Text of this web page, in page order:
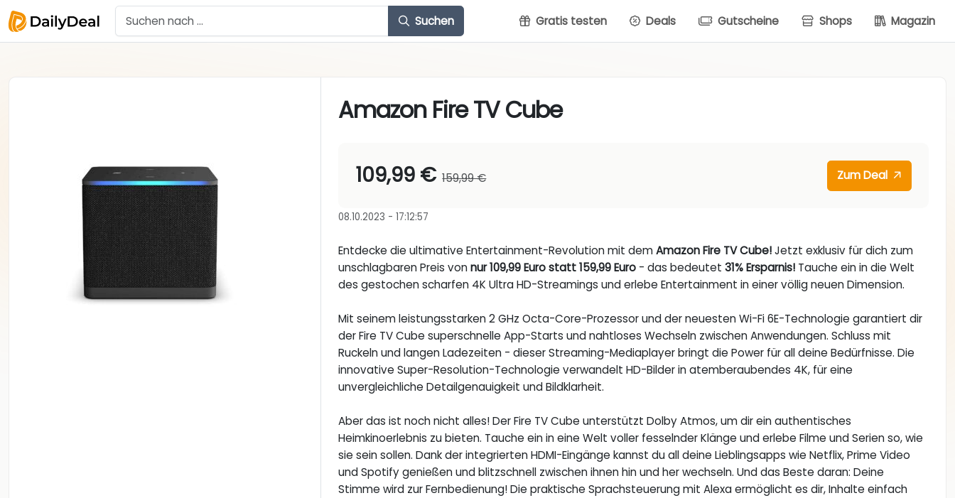
Suchen Gratis testen Deals Gutscheine Shops Magazin
Amazon Fire TV Cube
109,99 € 159,99 € Zum Deal
08.10.2023 - 17:12:57
Entdecke die ultimative Entertainment-Revolution mit demAmazon Fire TV Cube!Jetzt exklusiv für dich zum
unschlagbaren Preis vonnur 109,99 Euro statt 159,99 Euro - das bedeutet31% Ersparnis! Tauche ein in die Welt
des gestochen scharfen 4K Ultra HD-Streamings und erlebe Entertainment in einer völlig neuen Dimension.
Mit seinem leistungsstarken 2 GHz Octa-Core-Prozessor und der neuesten Wi-Fi 6E-Technologie garantiert dir
der Fire TV Cube superschnelle App-Starts und nahtloses Wechseln zwischen Anwendungen. Schluss mit
Ruckeln und langen Ladezeiten - dieser Streaming-Mediaplayer bringt die Power für all deine Bedürfnisse. Die
innovative Super-Resolution-Technologie verwandelt HD-Bilder in atemberaubendes 4K, für eine
unvergleichliche Detailgenauigkeit und Bildklarheit.
Aber das ist noch nicht alles! Der Fire TV Cube unterstützt Dolby Atmos, um dir ein authentisches
Heimkinoerlebnis zu bieten. Tauche ein in eine Welt voller fesselnder Klänge und erlebe Filme und Serien so, wie
sie sein sollen. Dank der integrierten HDMI-Eingänge kannst du all deine Lieblingsapps wie Netflix, Prime Video
und Spotify genießen und blitzschnell zwischen ihnen hin und her wechseln. Und das Beste daran: Deine
Stimme wird zur Fernbedienung! Die praktische Sprachsteuerung mit Alexa ermöglicht es dir, Inhalte einfach